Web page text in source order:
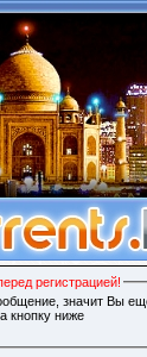
регистрацией!
значит Вы
кнопку ниже